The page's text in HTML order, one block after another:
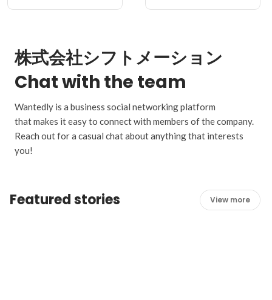
株式会社シフトメーション
Chat with the team
Wantedly is a business social networking platform
that makes it easy to connect with members of the company.
Reach out for a casual chat about anything that interests
you!
Featured stories View more